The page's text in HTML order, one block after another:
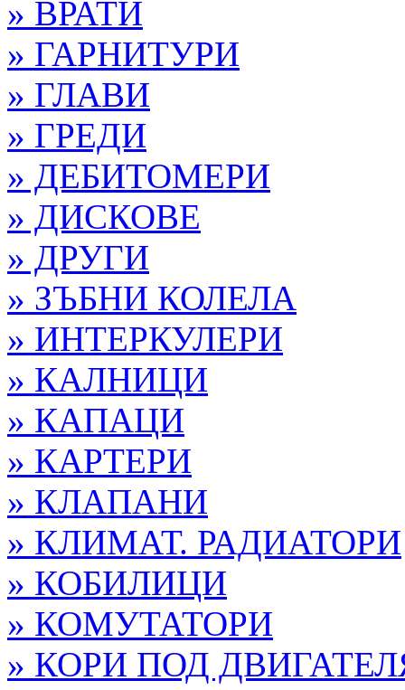
» ВРАТИ
» ГАРНИТУРИ
» ГЛАВИ
» ГРЕДИ
» ДЕБИТОМЕРИ
» ДИСКОВЕ
» ДРУГИ
» ЗЪБНИ КОЛЕЛА
» ИНТЕРКУЛЕРИ
» КАЛНИЦИ
» КАПАЦИ
» КАРТЕРИ
» КЛАПАНИ
» КЛИМАТ. РАДИАТОРИ
» КОБИЛИЦИ
» КОМУТАТОРИ
» КОРИ ПОД